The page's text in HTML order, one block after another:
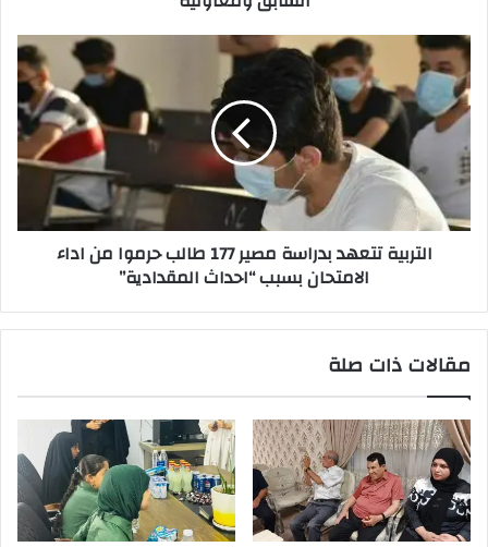
التربية
تتعهد
بدراسة
مصير
طالب
حرموا
اداء
الامتحان
المقدادية”
التربية تتعهد بدراسة مصير 177 طالب حرموا من اداء
الامتحان بسبب “احداث المقدادية”
مقالات ذات صلة